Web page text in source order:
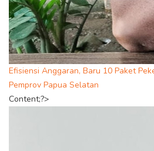
Efisiensi Anggaran, Baru 10 Paket
Pemprov Papua Selatan
Content;?>